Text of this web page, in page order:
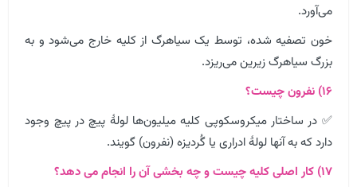
می‌آورد.
خون تصفیه شده، توسط یک سیاهرگ از کلیه خارج می‌شود و به
بزرگ سیاهرگ زیرین می‌ریزد.
۱۶) نفرون چیست؟
✅ در ساختار میکروسکوپی کلیه میلیون‌ها لولهٔ پیچ در پیچ وجود
دارد که به آنها لولۀ ادراری یا گُردیزه (نفرون) گویند.
۱۷) کار اصلی کلیه چیست و چه بخشی آن را انجام می دهد؟